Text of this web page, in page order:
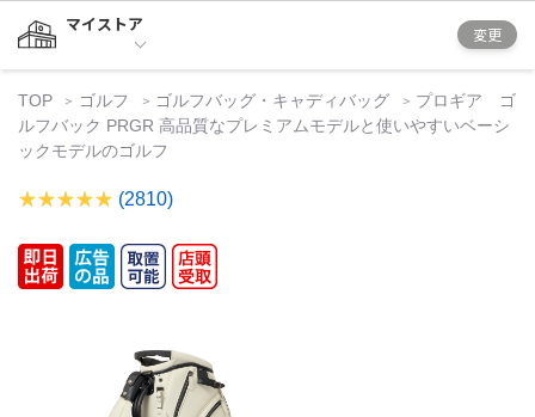
マイストア
変更
TOP ゴルフ ゴルフバッグ・キャディバッグ
プロギア ゴ
ルフバック PRGR 高品質なプレミアムモデルと使いやすいベーシ
ックモデルのゴルフ
(2810)